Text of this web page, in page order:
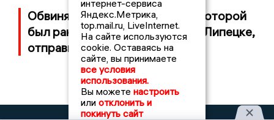
Обвиняемого в стрельбе, при которой
был ранен 8-летний ребенок в Липецке,
отправили в СИЗО
интернет-сервиса
Яндекс.Метрика,
top.mail.ru, LiveInternet.
На сайте используются
cookie. Оставаясь на
сайте, вы принимаете
все условия
использования.
Вы можете настроить
или отклонить и
покинуть сайт